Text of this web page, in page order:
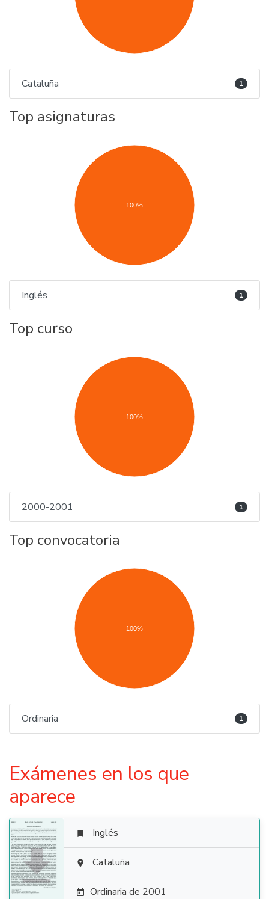
Cataluña 1
Top asignaturas
100%
Inglés 1
Top curso
100%
2000-2001 1
Top convocatoria
100%
Ordinaria 1
Exámenes en los que
aparece

 Inglés
 Cataluña
 Ordinaria de 2001